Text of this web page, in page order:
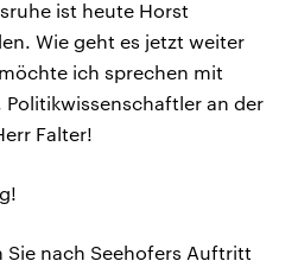
ist heute Horst
Wie geht es jetzt weiter
ich sprechen mit
Politikwissenschaftler an der
Falter!
Sie nach Seehofers Auftritt